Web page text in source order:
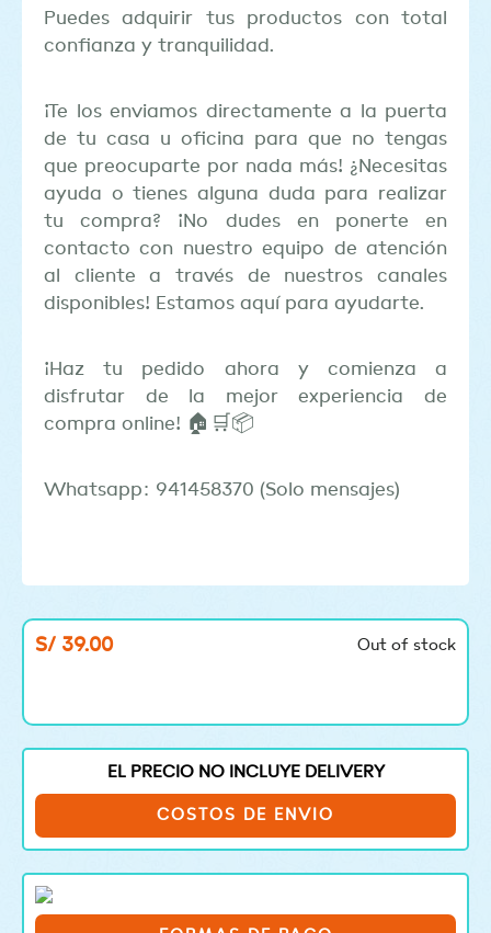
Puedes adquirir tus productos con total
confianza y tranquilidad.
¡Te los enviamos directamente a la puerta
de tu casa u oficina para que no tengas
que preocuparte por nada más! ¿Necesitas
ayuda o tienes alguna duda para realizar
tu compra? ¡No dudes en ponerte en
contacto con nuestro equipo de atención
al cliente a través de nuestros canales
disponibles! Estamos aquí para ayudarte.
¡Haz tu pedido ahora y comienza a
disfrutar de la mejor experiencia de
compra online! 🏠🛒📦
Whatsapp: 941458370 (Solo mensajes)
S/ 39.00 Out of stock
EL PRECIO NO INCLUYE DELIVERY
COSTOS DE ENVIO